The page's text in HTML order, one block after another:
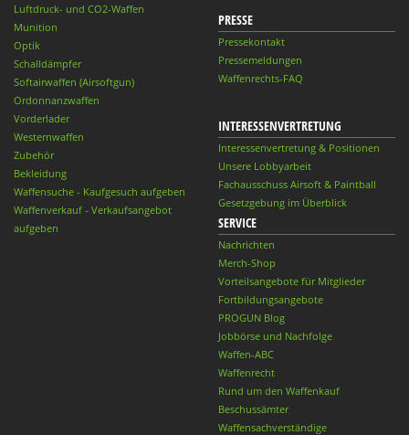
Luftdruck- und CO2-Waffen
Munition
Optik
Schalldämpfer
Softairwaffen (Airsoftgun)
Ordonnanzwaffen
Vorderlader
Westernwaffen
Zubehör
Bekleidung
Waffensuche - Kaufgesuch aufgeben
Waffenverkauf - Verkaufsangebot
aufgeben
PRESSE
Pressekontakt
Pressemeldungen
Waffenrechts-FAQ
INTERESSENVERTRETUNG
Interessenvertretung & Positionen
Unsere Lobbyarbeit
Fachausschuss Airsoft & Paintball
Gesetzgebung im Überblick
SERVICE
Nachrichten
Merch-Shop
Vorteilsangebote für Mitglieder
Fortbildungsangebote
PROGUN Blog
Jobbörse und Nachfolge
Waffen-ABC
Waffenrecht
Rund um den Waffenkauf
Beschussämter
Waffensachverständige